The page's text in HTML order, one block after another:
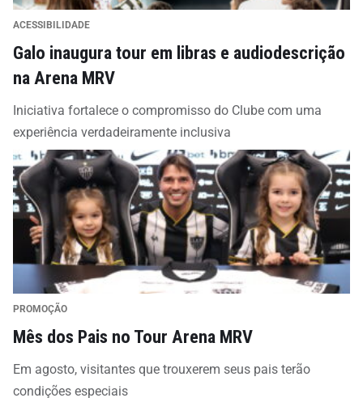
ACESSIBILIDADE
Galo inaugura tour em libras e audiodescrição
na Arena MRV
Iniciativa fortalece o compromisso do Clube com uma
experiência verdadeiramente inclusiva
PROMOÇÃO
Mês dos Pais no Tour Arena MRV
Em agosto, visitantes que trouxerem seus pais terão
condições especiais